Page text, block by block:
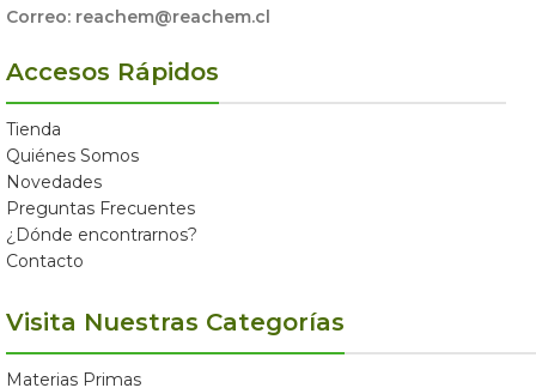
Correo: reachem@reachem.cl
Accesos Rápidos
Tienda
Quiénes Somos
Novedades
Preguntas Frecuentes
¿Dónde encontrarnos?
Contacto
Visita Nuestras Categorías
Materias Primas